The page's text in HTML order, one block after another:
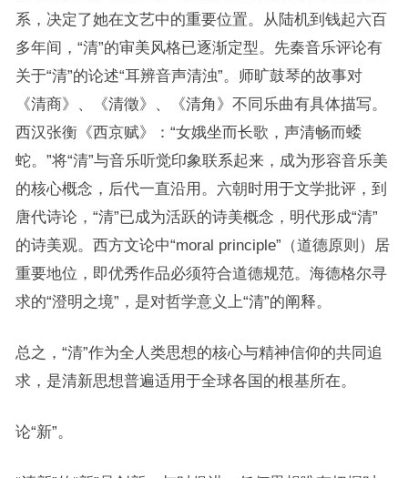
系，决定了她在文艺中的重要位置。从陆机到钱起六百
多年间，“清”的审美风格已逐渐定型。先秦音乐评论有
关于“清”的论述“耳辨音声清浊”。师旷鼓琴的故事对
《清商》、《清徵》、《清角》不同乐曲有具体描写。
西汉张衡《西京赋》：“女娥坐而长歌，声清畅而蜲
蛇。”将“清”与音乐听觉印象联系起来，成为形容音乐美
的核心概念，后代一直沿用。六朝时用于文学批评，到
唐代诗论，“清”已成为活跃的诗美概念，明代形成“清”
的诗美观。西方文论中“moral principle”（道德原则）居
重要地位，即优秀作品必须符合道德规范。海德格尔寻
求的“澄明之境”，是对哲学意义上“清”的阐释。
总之，“清”作为全人类思想的核心与精神信仰的共同追
求，是清新思想普遍适用于全球各国的根基所在。
论“新”。